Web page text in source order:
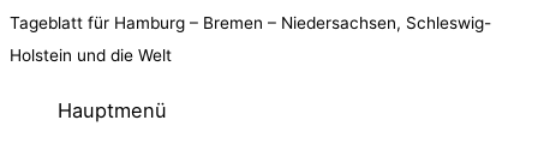
Tageblatt für Hamburg – Bremen – Niedersachsen, Schleswig-
Holstein und die Welt
Hauptmenü